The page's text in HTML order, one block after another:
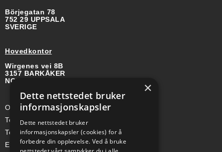
Börjegatan 78
752 29 UPPSALA
SVERIGE
Hovedkontor
Wirgenes vei 8B
3157 BARKÅKER
NORGE
Org-nr: 985 958 203 MVA
Telefon (Nor): +47 334 50 910
Telefon (Swe): +46 70-748 08 19
E-post: sales@a-ss.net
×
Dette nettstedet bruker
informasjonskapsler
Dette nettstedet bruker
informasjonskapsler (cookies) for å
forbedre din opplevelse. Ved å bruke